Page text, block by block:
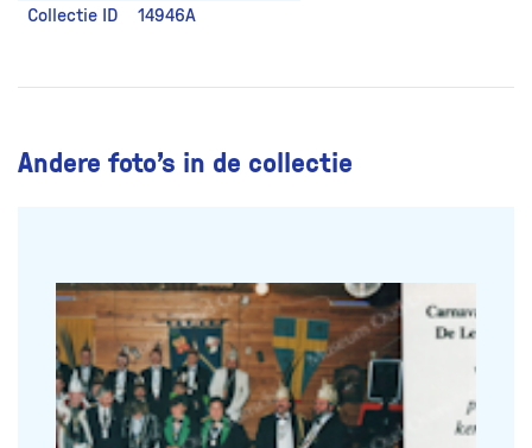
Collectie ID
14946A
Andere foto’s in de collectie